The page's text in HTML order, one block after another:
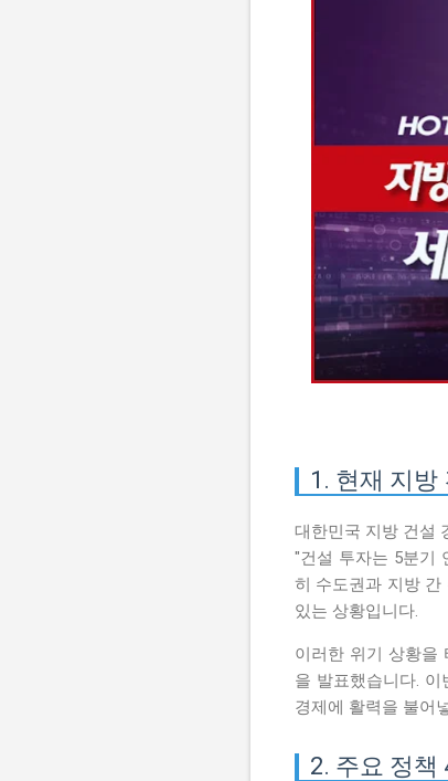
1. 현재 지방
대한민국 지방 건설
"건설 투자는 5분기
히 수도권과 지방 간
있는 상황입니다.
이러한 위기 상황을
을 발표했습니다.
경제에 활력을 불어
2. 주요 정책